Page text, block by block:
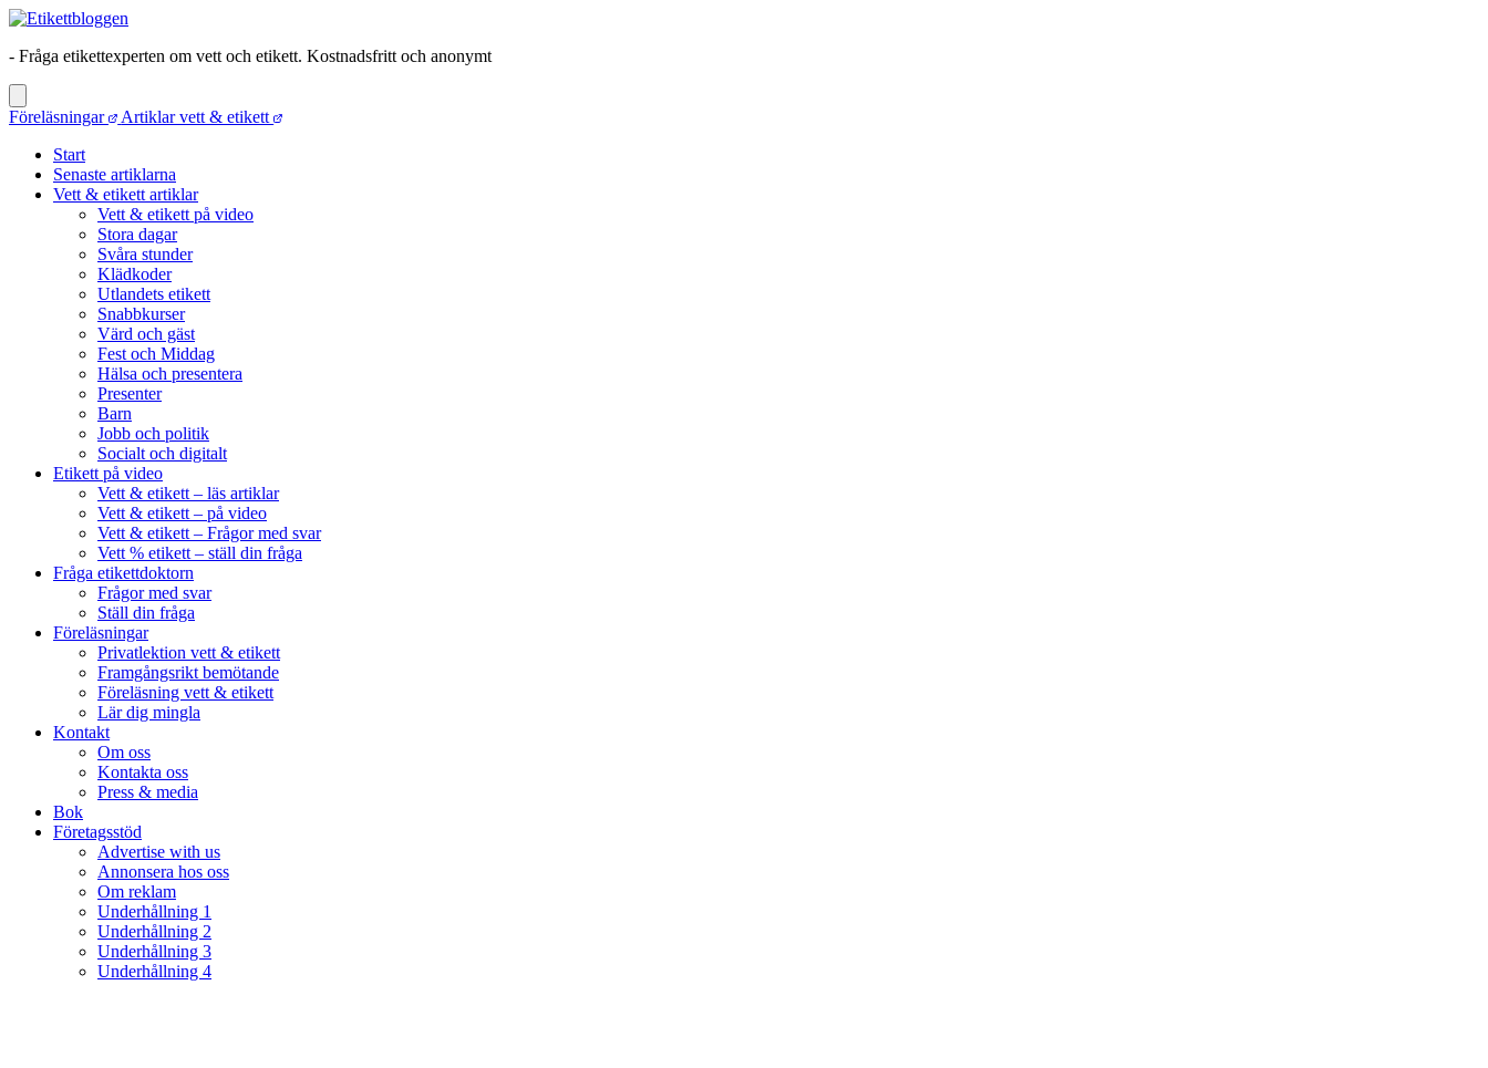
- Fråga etikettexperten om vett och etikett. Kostnadsfritt och anonymt
Föreläsningar
Artiklar vett & etikett
Start
Senaste artiklarna
Vett & etikett artiklar
Vett & etikett på video
Stora dagar
Svåra stunder
Klädkoder
Utlandets etikett
Snabbkurser
Värd och gäst
Fest och Middag
Hälsa och presentera
Presenter
Barn
Jobb och politik
Socialt och digitalt
Etikett på video
Vett & etikett – läs artiklar
Vett & etikett – på video
Vett & etikett – Frågor med svar
Vett % etikett – ställ din fråga
Fråga etikettdoktorn
Frågor med svar
Ställ din fråga
Föreläsningar
Privatlektion vett & etikett
Framgångsrikt bemötande
Föreläsning vett & etikett
Lär dig mingla
Kontakt
Om oss
Kontakta oss
Press & media
Bok
Företagsstöd
Advertise with us
Annonsera hos oss
Om reklam
Underhållning 1
Underhållning 2
Underhållning 3
Underhållning 4